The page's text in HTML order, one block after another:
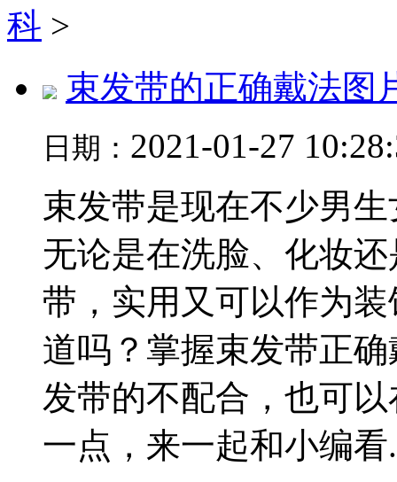
科 >
束发带的正确戴法图
日期： 2021-01-27
束发带是现在不少男
无论是在洗脸、化妆
带，实用又可以作为
道吗？掌握束发带正
发带的不配合，也可
一点，来一起和小编看